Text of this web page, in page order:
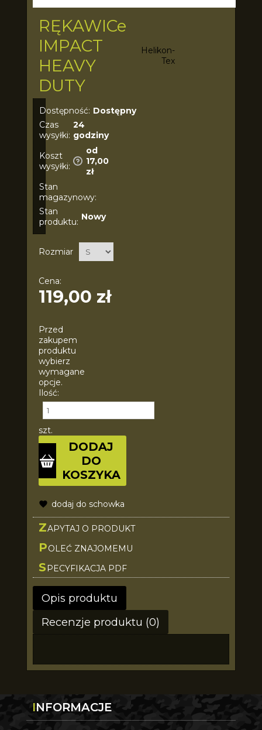
RĘKAWICe
IMPACT
HEAVY
DUTY
Helikon-
Tex
Dostępność: Dostępny
Czas
wysyłki:
24
godziny
Koszt
wysyłki:
od
17,00
zł
Stan
magazynowy:
Stan
produktu: Nowy
Rozmiar
Cena:
119,00 zł
Przed
zakupem
produktu
wybierz
wymagane
opcje.
Ilość:
szt.
DODAJ
DO
KOSZYKA
dodaj do schowka
ZAPYTAJ O PRODUKT
POLEĆ ZNAJOMEMU
S PECYFIKACJA PDF
Opis produktu
Recenzje produktu (0)
INFORMACJE